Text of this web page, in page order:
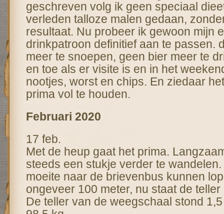
geschreven volg ik geen speciaal
verleden talloze malen gedaan,
resultaat. Nu probeer ik gewoon mijn
drinkpatroon definitief aan te passen.
meer te snoepen, geen bier meer te
en toe als er visite is en in het
nootjes, worst en chips. En ziedaar
prima vol te houden.
Februari 2020
17 feb.
Met de heup gaat het prima.
steeds een stukje verder te
moeite naar de brievenbus kunnen
ongeveer 100 meter, nu staat de teller
De teller van de weegschaal stond